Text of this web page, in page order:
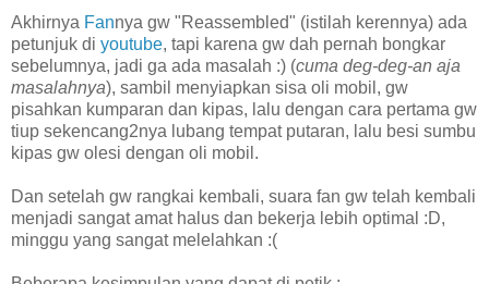
Akhirnya Fannya gw "Reassembled" (istilah kerennya) ada
petunjuk di youtube, tapi karena gw dah pernah bongkar
sebelumnya, jadi ga ada masalah :) (cuma deg-deg-an aja
masalahnya), sambil menyiapkan sisa oli mobil, gw
pisahkan kumparan dan kipas, lalu dengan cara pertama gw
tiup sekencang2nya lubang tempat putaran, lalu besi sumbu
kipas gw olesi dengan oli mobil.
Dan setelah gw rangkai kembali, suara fan gw telah kembali
menjadi sangat amat halus dan bekerja lebih optimal :D,
minggu yang sangat melelahkan :(